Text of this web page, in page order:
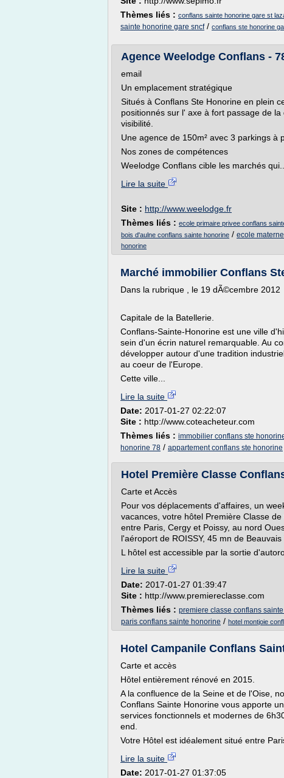
Thèmes liés : conflans sainte honorine gare st
sainte honorine gare sncf/ conflans ste honorine
Agence Weelodge Conflans -
email
Un emplacement stratégique
Situés à Conflans Ste Honorine en plein
positionnés sur l' axe à fort passage de
visibilité.
Une agence de 150m² avec 3 parkings à
Nos zones de compétences
Weelodge Conflans cible les marchés qui...
Lire la suite
Site : http://www.weelodge.fr
Thèmes liés : ecole primaire privee conflans
bois d'aulne conflans sainte honorine / ecole
honorine
Marché immobilier Conflans
Dans la rubrique , le 19 dÃ©cembre 2012
Capitale de la Batellerie.
Conflans-Sainte-Honorine est une ville
sein d'un écrin naturel remarquable. Au
développer autour d'une tradition
au coeur de l'Europe.
Cette ville...
Lire la suite
Date: 2017-01-27 02:22:07
Site : http://www.coteacheteur.com
Thèmes liés : immobilier conflans ste
honorine 78 / appartement conflans ste honorine
Hotel Première Classe
Carte et Accès
Pour vos déplacements d'affaires, un
vacances, votre hôtel Première Classe
entre Paris, Cergy et Poissy, au nord
l'aéroport de ROISSY, 45 mn de Beauvais
L hôtel est accessible par la sortie
Lire la suite
Date: 2017-01-27 01:39:47
Site : http://www.premiereclasse.com
Thèmes liés : premiere classe conflans
paris conflans sainte honorine / hotel montjoie
Hotel Campanile Conflans
Carte et accès
Hôtel entièrement rénové en 2015.
A la confluence de la Seine et de l'Oise,
Conflans Sainte Honorine vous apporte
services fonctionnels et modernes de
end.
Votre Hôtel est idéalement situé entre
Lire la suite
Date: 2017-01-27 01:37:05